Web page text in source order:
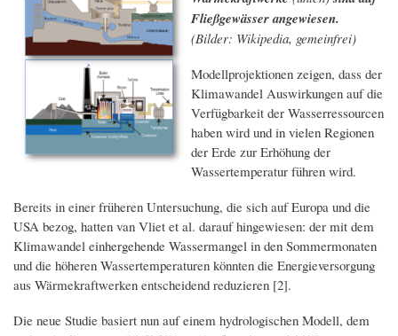
Fließgewässer angewiesen.
(Bilder: Wikipedia, gemeinfrei)
Modellprojektionen zeigen, dass der
Klimawandel Auswirkungen auf die
Verfügbarkeit der Wasserressourcen
haben wird und in vielen Regionen
der Erde zur Erhöhung der
Wassertemperatur führen wird.
Bereits in einer früheren Untersuchung, die sich auf Europa und die
USA bezog, hatten van Vliet et al. darauf hingewiesen: der mit dem
Klimawandel einhergehende Wassermangel in den Sommermonaten
und die höheren Wassertemperaturen könnten die Energieversorgung
aus Wärmekraftwerken entscheidend reduzieren [2].
Die neue Studie basiert nun auf einem hydrologischen Modell, dem